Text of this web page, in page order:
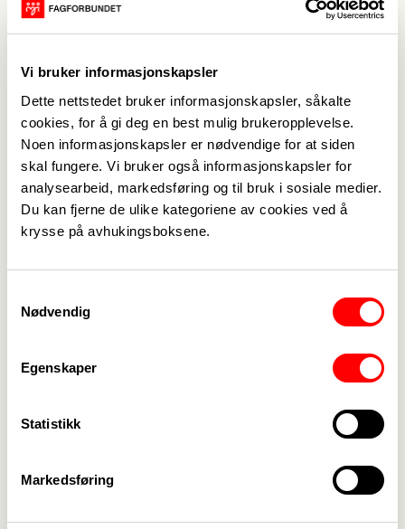
Vi bruker informasjonskapsler
Dette nettstedet bruker informasjonskapsler, såkalte
cookies, for å gi deg en best mulig brukeropplevelse.
Noen informasjonskapsler er nødvendige for at siden
skal fungere. Vi bruker også informasjonskapsler for
analysearbeid, markedsføring og til bruk i sosiale medier.
Du kan fjerne de ulike kategoriene av cookies ved å
krysse på avhukingsboksene.
Nødvendig
Egenskaper
Statistikk
Markedsføring
får
kompetansetilbud
14. februar 2023
Den internasjonale
morsmålsdagen,
21 februar
8. februar 2023
Høring - forslag til
ny bestemmelse
om krav til styrer i
forskrift om
pedagogisk
barnehager
Relevante fagskoleutdanninger
for barne- og ungdomsarbeidere
nasjonaldag,